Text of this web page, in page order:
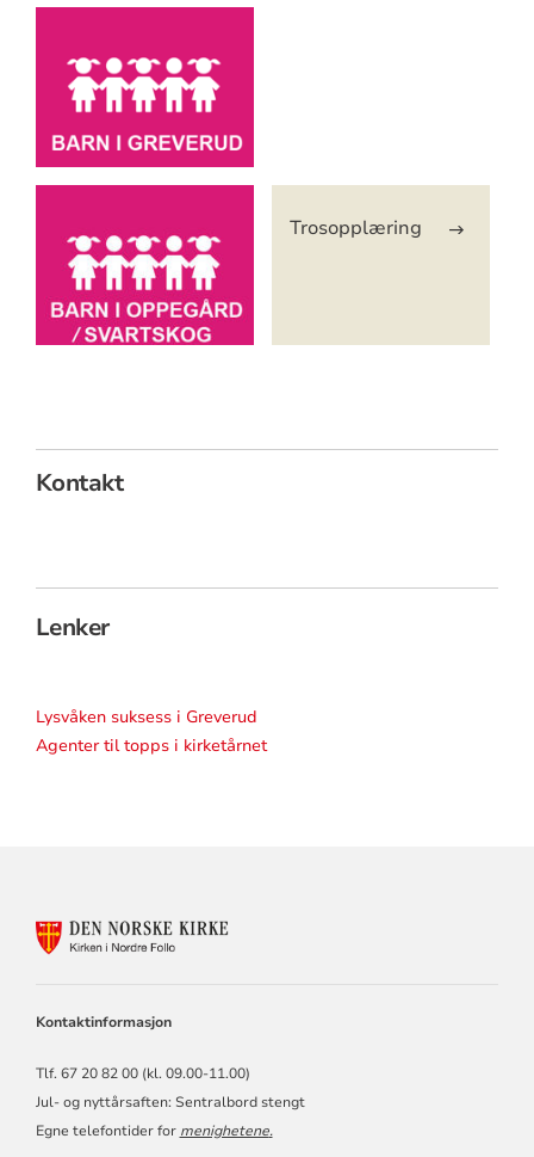
Trosopplæring
Kontakt
Lenker
Lysvåken suksess i Greverud
Agenter til topps i kirketårnet
Kontaktinformasjon
Tlf. 67 20 82 00 (kl. 09.00-11.00)
Jul- og nyttårsaften: Sentralbord stengt
Egne telefontider for menighetene.